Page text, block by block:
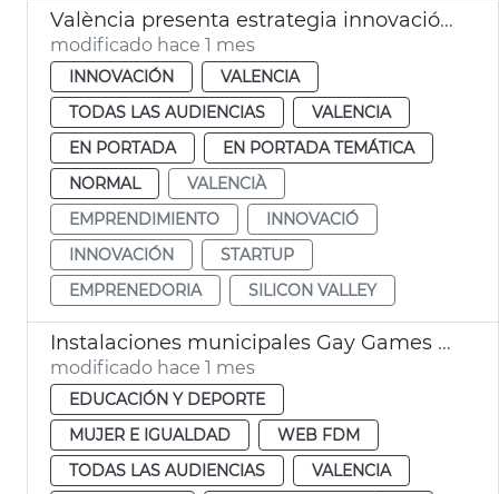
València presenta estrategia innovación a Silicon Valley
modificado hace 1 mes
INNOVACIÓN
VALENCIA
TODAS LAS AUDIENCIAS
VALENCIA
EN PORTADA
EN PORTADA TEMÁTICA
NORMAL
VALENCIÀ
EMPRENDIMIENTO
INNOVACIÓ
INNOVACIÓN
STARTUP
EMPRENEDORIA
SILICON VALLEY
Instalaciones municipales Gay Games Ayuntamiento València
modificado hace 1 mes
EDUCACIÓN Y DEPORTE
MUJER E IGUALDAD
WEB FDM
TODAS LAS AUDIENCIAS
VALENCIA